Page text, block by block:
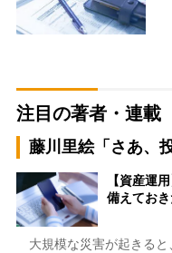
注目の著者・連載
藤川里絵「さあ、
【資産運
備えてお
大規模な災害が起きると